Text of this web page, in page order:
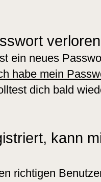
ein neues
habe mein
dich bald
kann
richtigen